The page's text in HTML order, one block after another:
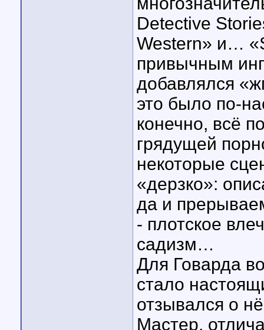
Detective
Western» и…
привычным
добавлялся
это было по-
конечно, всё
грядущей
некоторые
«дерзко»:
да и
- плотское
садизм…
Для Говарда
стало
отзывался о
Мастер,